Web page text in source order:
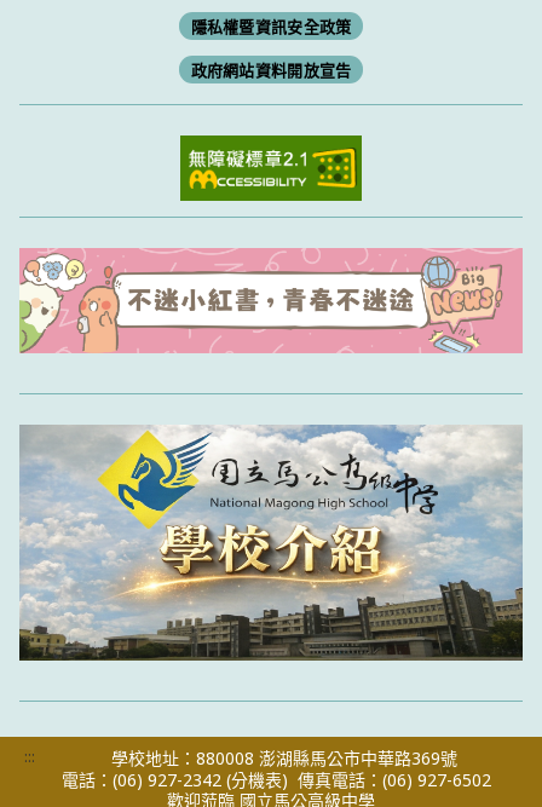
隱私權暨資訊安全政策
政府網站資料開放宣告
:::
學校地址：880008 澎湖縣馬公市中華路369號
電話：(06) 927-2342 (分機表) 傳真電話：(06) 927-6502
歡迎蒞臨 國立馬公高級中學